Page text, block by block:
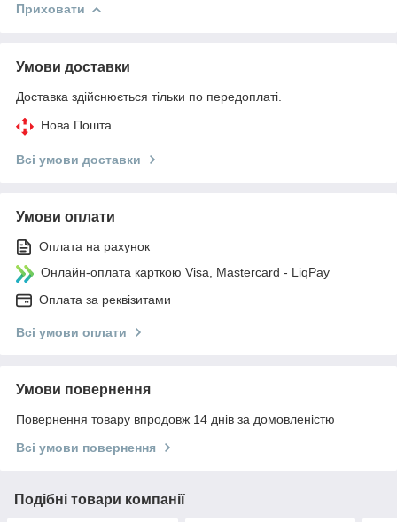
Приховати
Умови доставки
Доставка здійснюється тільки по передоплаті.
Нова Пошта
Всі умови доставки
Умови оплати
Оплата на рахунок
Онлайн-оплата карткою Visa, Mastercard - LiqPay
Оплата за реквізитами
Всі умови оплати
Умови повернення
Повернення товару впродовж 14 днів за домовленістю
Всі умови повернення
Подібні товари компанії